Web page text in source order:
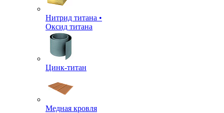
Нитрид титана •
Оксид титана
Цинк-титан
Медная кровля